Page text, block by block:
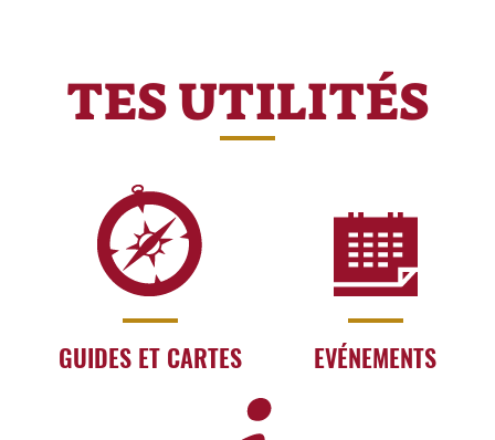
TES UTILITÉS
GUIDES ET CARTES EVÉNEMENTS